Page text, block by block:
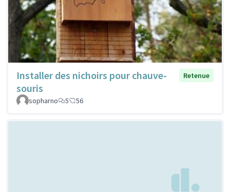
Installer des nichoirs pour chauve-
souris
Retenue
sopharno 5 56